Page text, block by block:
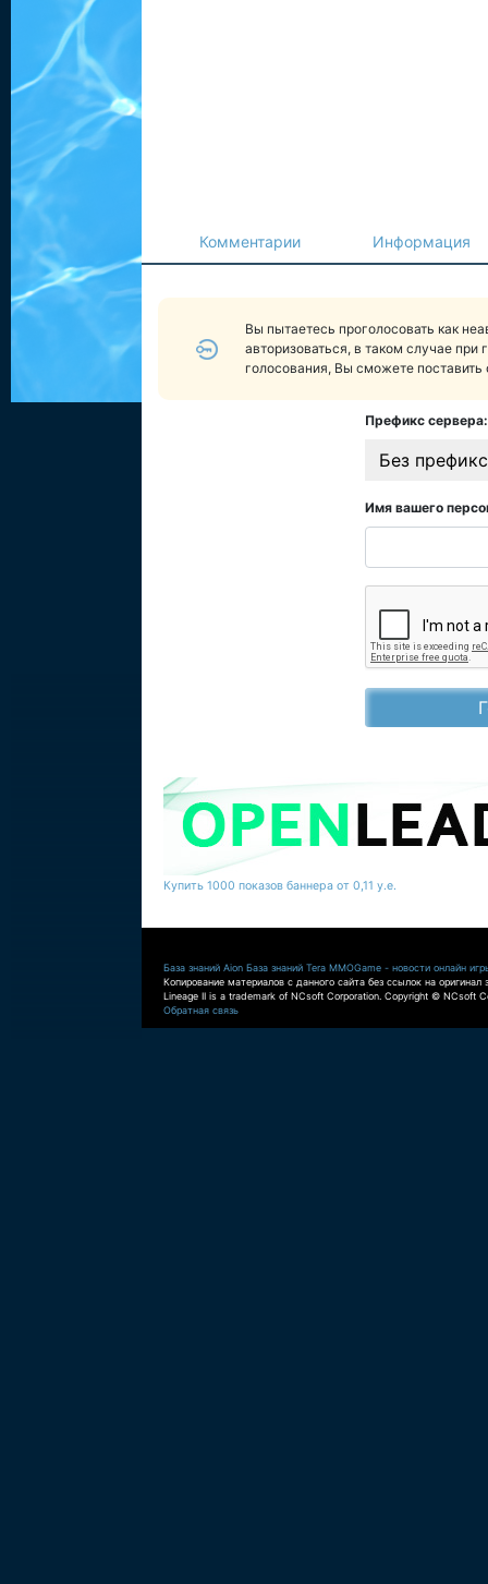
Комментарии Информация
Вы пытаетесь проголосовать как
авторизоваться, в таком случае при
голосования, Вы сможете поставить
Префикс сервера:
Без
Имя вашего
Купить 1000 показов баннера от 0,11 у.е.
База знаний Aion База знаний Tera MMOGame - новости онлайн
Копирование материалов с данного сайта без ссылок на оригинал
Lineage II is a trademark of NCsoft Corporation. Copyright © NCsoft
Обратная связь